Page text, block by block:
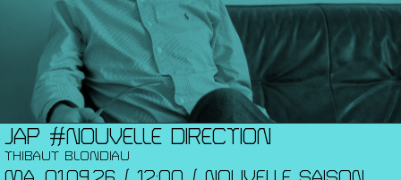
JAP #NOUVELLE DIRECTION
THIBAUT BLONDIAU